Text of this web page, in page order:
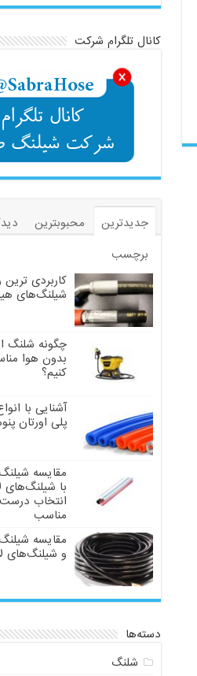
کانال تلگرام شرکت
جدیدترین محبوبترین
برچسب
کاربردی
شیلنگ‌های
چگونه شلنگ
بدون هوا
کنیم؟
آشنایی با
پلی اورتان
مقایسه
با شیلنگ‌های
انتخاب درست
مناسب
مقایسه
و شیلنگ‌های
دسته‌ها
شلنگ